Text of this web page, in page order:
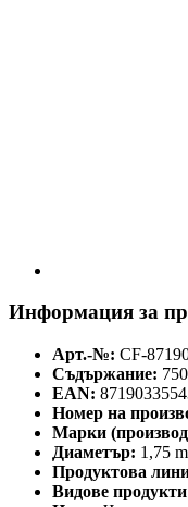
Информация за
Арт.-№: CF-
Съдържание:
EAN:
Номер на
Марки
Диаметър: 1,75
Продуктова
Видове